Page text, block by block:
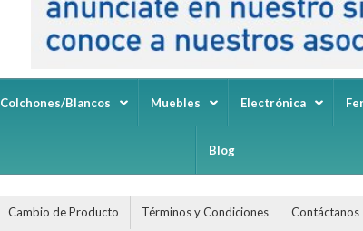
Colchones/Blancos Muebles Electrónica
Blog
Cambio de Producto Términos y Condiciones Contáctanos